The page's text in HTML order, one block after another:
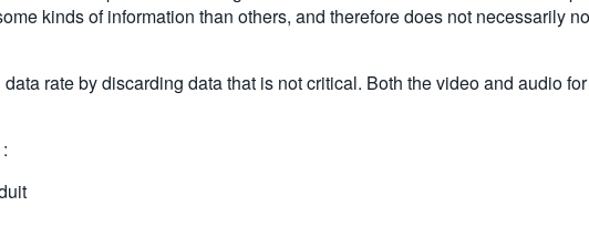
kinds of information than others, and therefore does not necessarily
rate by discarding data that is not critical. Both the video and audio